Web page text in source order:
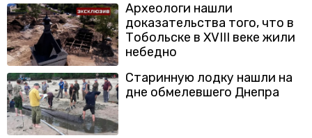
Археологи нашли
доказательства того, что в
Тобольске в XVIII веке жили
небедно
Старинную лодку нашли на
дне обмелевшего Днепра